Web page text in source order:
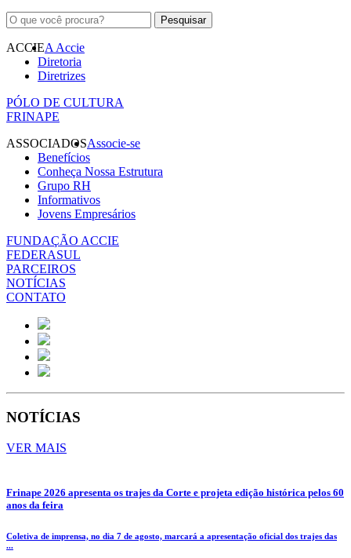
ACCIEA Accie
Diretoria
Diretrizes
PÓLO DE CULTURA
FRINAPE
ASSOCIADOSAssocie-se
Benefícios
Conheça Nossa Estrutura
Grupo RH
Informativos
Jovens Empresários
FUNDAÇÃO ACCIE
FEDERASUL
PARCEIROS
NOTÍCIAS
CONTATO
NOTÍCIAS
VER MAIS
Frinape 2026 apresenta os trajes da Corte e projeta edição histórica pelos 60
anos da feira
Coletiva de imprensa, no dia 7 de agosto, marcará a apresentação oficial dos trajes das
...